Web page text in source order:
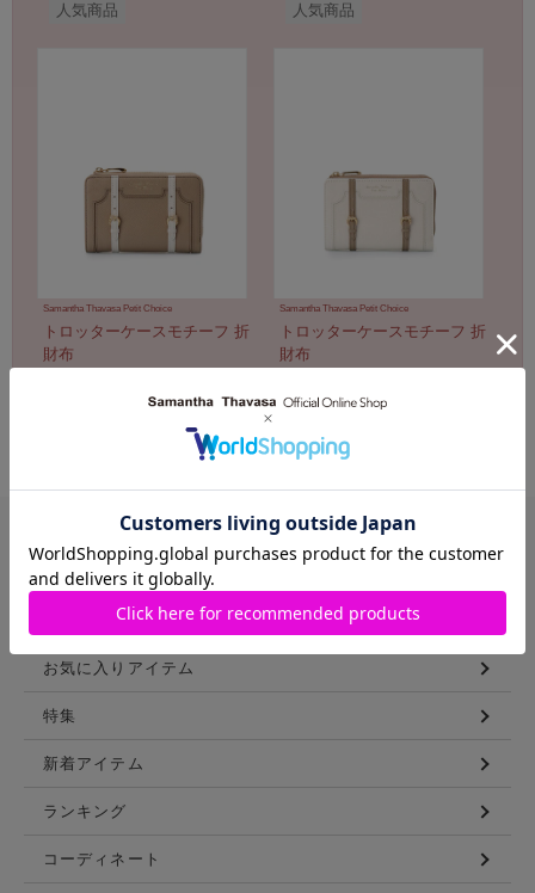
人気商品 人気商品
Samantha Thavasa Petit Choice
トロッターケースモチーフ 折
財布
Samantha Thavasa Petit Choice
トロッターケースモチーフ 折
財布
バッグや財布などを豊富に展開する
サマンサタバサ直営のファッション通販サイト
CONTENTS
お気に入りアイテム
特集
新着アイテム
ランキング
コーディネート